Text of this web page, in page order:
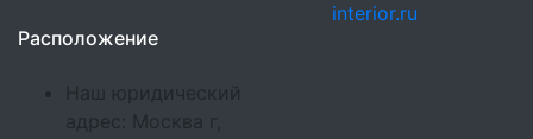
interior.ru
Расположение
Наш юридический
адрес: Москва г,